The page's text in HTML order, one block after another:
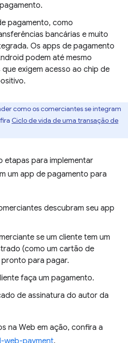
pagamento, como
bancárias e muito
Os apps de pagamento
podem até mesmo
exigem acesso ao chip de
como os comerciantes se integram
Ciclo de vida de uma transação de
etapas para implementar
um app de pagamento para
descubram seu app
se um cliente tem um
(como um cartão de
para pagar.
faça um pagamento.
de assinatura do autor da
na Web em ação, confira a
web-payment.